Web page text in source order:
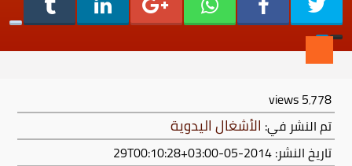
5٬778views
تم النشر في: الأشغال اليدوية
تاريخ النشر: 2014-05-29T00:10:28+03:00